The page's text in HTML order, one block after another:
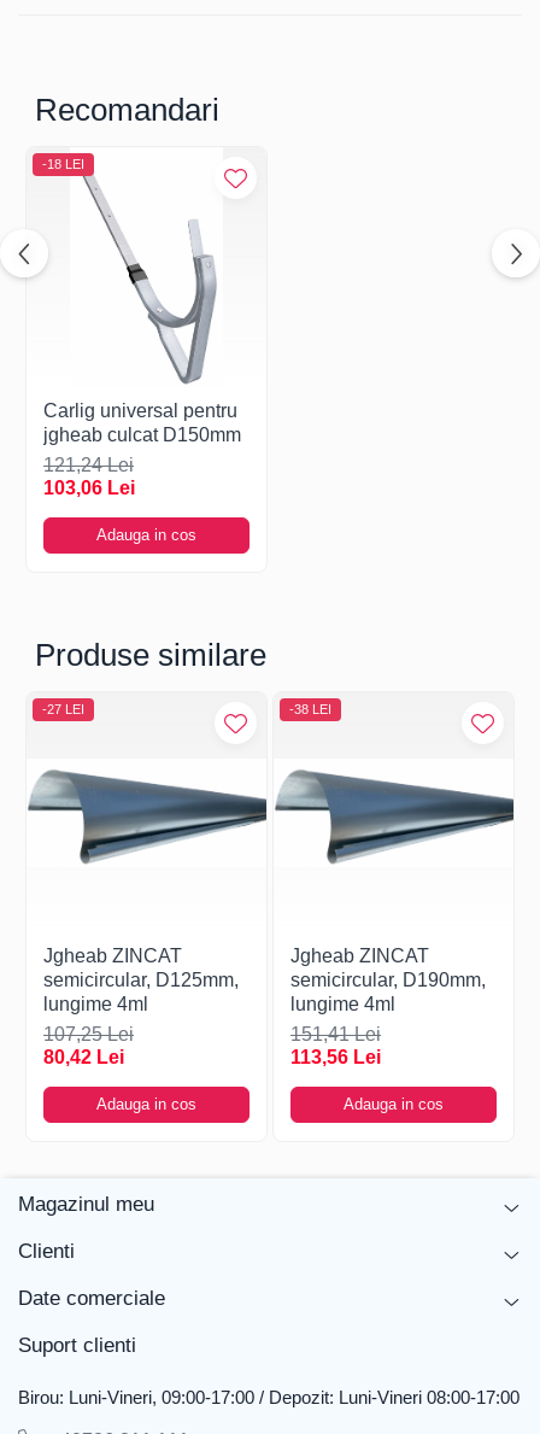
Recomandari
-18 LEI
Carlig universal pentru
jgheab culcat D150mm
121,24 Lei
103,06 Lei
Adauga in cos
Produse similare
-27 LEI
Jgheab ZINCAT
semicircular, D125mm,
lungime 4ml
107,25 Lei
80,42 Lei
Adauga in cos
-38 LEI
Jgheab ZINCAT
semicircular, D190mm,
lungime 4ml
151,41 Lei
113,56 Lei
Adauga in cos
Magazinul meu
Clienti
Date comerciale
Suport clienti
Birou: Luni-Vineri, 09:00-17:00 / Depozit: Luni-Vineri 08:00-17:00